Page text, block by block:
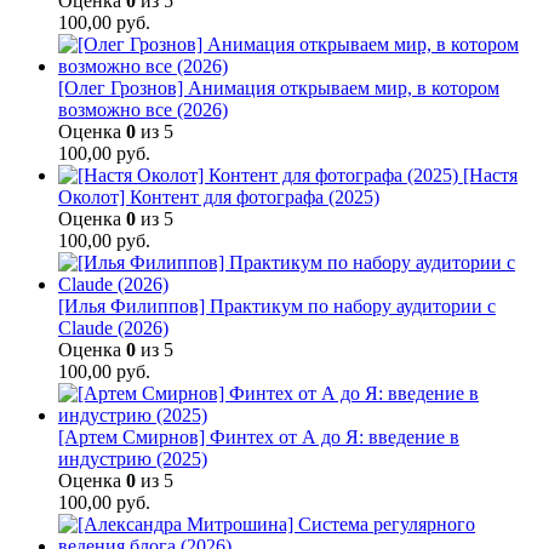
100,00 руб.
[Олег Грознов] Анимация открываем мир, в котором
возможно все (2026)
Оценка 0 из 5
100,00 руб.
[Настя
Околот] Контент для фотографа (2025)
Оценка 0 из 5
100,00 руб.
[Илья Филиппов] Практикум по набору аудитории с
Claude (2026)
Оценка 0 из 5
100,00 руб.
[Артем Смирнов] Финтех от А до Я: введение в
индустрию (2025)
Оценка 0 из 5
100,00 руб.